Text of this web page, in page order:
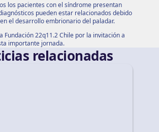
los pacientes con el síndrome presentan
pueden estar relacionados debido
el desarrollo embrionario del paladar.
Fundación 22q11.2 Chile por la invitación a
importante jornada.
relacionadas